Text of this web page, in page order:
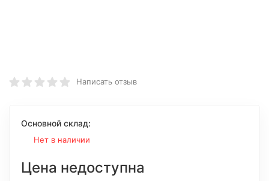
Написать отзыв
Основной склад:
Нет в наличии
Цена недоступна